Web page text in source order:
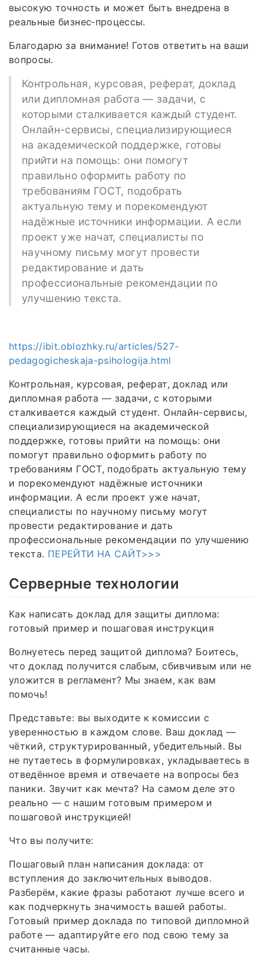
высокую точность и может быть внедрена в
реальные бизнес‑процессы.
Благодарю за внимание! Готов ответить на ваши
вопросы.
Контрольная, курсовая, реферат, доклад
или дипломная работа — задачи, с
которыми сталкивается каждый студент.
Онлайн-сервисы, специализирующиеся
на академической поддержке, готовы
прийти на помощь: они помогут
правильно оформить работу по
требованиям ГОСТ, подобрать
актуальную тему и порекомендуют
надёжные источники информации. А если
проект уже начат, специалисты по
научному письму могут провести
редактирование и дать
профессиональные рекомендации по
улучшению текста.
https://ibit.oblozhky.ru/articles/527-
pedagogicheskaja-psihologija.html
Контрольная, курсовая, реферат, доклад или
дипломная работа — задачи, с которыми
сталкивается каждый студент. Онлайн-сервисы,
специализирующиеся на академической
поддержке, готовы прийти на помощь: они
помогут правильно оформить работу по
требованиям ГОСТ, подобрать актуальную тему
и порекомендуют надёжные источники
информации. А если проект уже начат,
специалисты по научному письму могут
провести редактирование и дать
профессиональные рекомендации по улучшению
текста. ПЕРЕЙТИ НА САЙТ>>>
Серверные технологии
Как написать доклад для защиты диплома:
готовый пример и пошаговая инструкция
Волнуетесь перед защитой диплома? Боитесь,
что доклад получится слабым, сбивчивым или не
уложится в регламент? Мы знаем, как вам
помочь!
Представьте: вы выходите к комиссии с
уверенностью в каждом слове. Ваш доклад —
чёткий, структурированный, убедительный. Вы
не путаетесь в формулировках, укладываетесь в
отведённое время и отвечаете на вопросы без
паники. Звучит как мечта? На самом деле это
реально — с нашим готовым примером и
пошаговой инструкцией!
Что вы получите:
Пошаговый план написания доклада: от
вступления до заключительных выводов.
Разберём, какие фразы работают лучше всего и
как подчеркнуть значимость вашей работы.
Готовый пример доклада по типовой дипломной
работе — адаптируйте его под свою тему за
считанные часы.